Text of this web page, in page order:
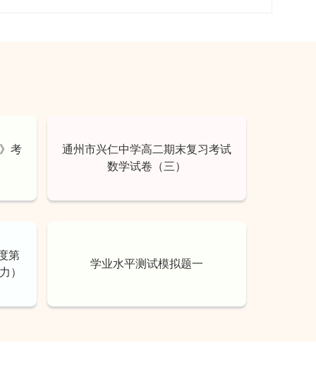
考
通州市兴仁中学高二期末复习考试
数学试卷（三）
第
）
学业水平测试模拟题一